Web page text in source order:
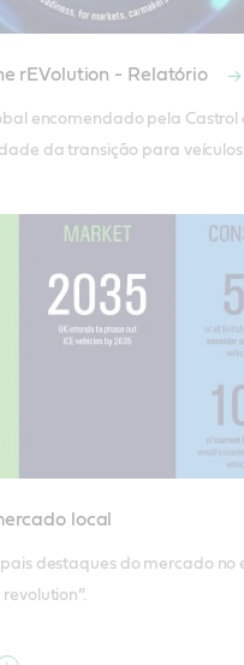
rEVolution - Relatório
encomendado pela Castrol
da transição para veículos
local
destaques do mercado no